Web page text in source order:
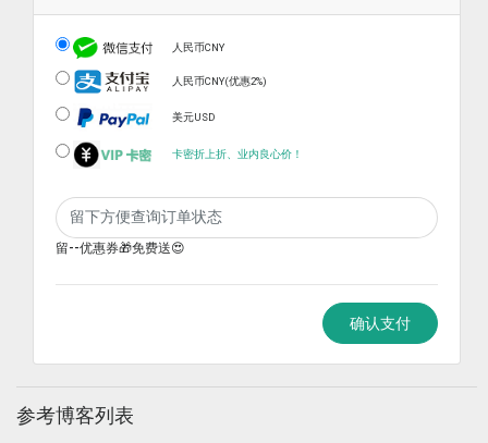
人民币CNY
人民币CNY(优惠2%)
美元USD
卡密折上折、业内良心价！
留--优惠券🎁免费送😍
确认支付
参考博客列表